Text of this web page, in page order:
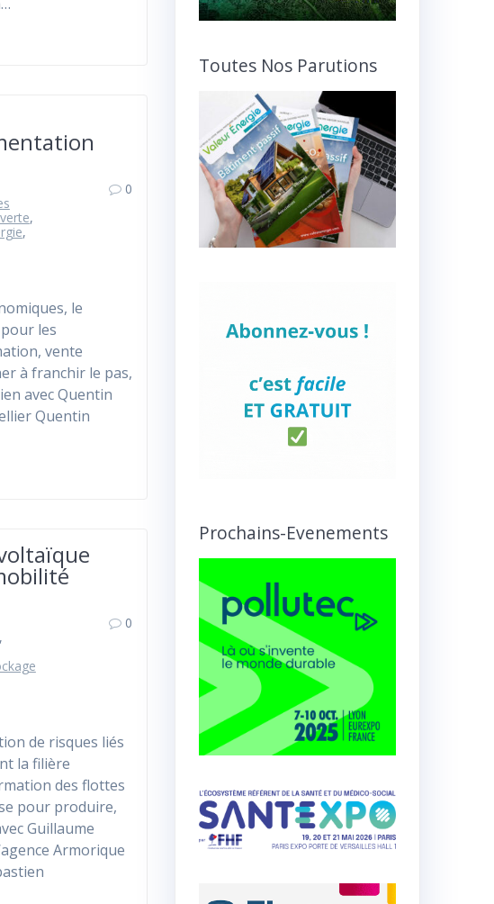
,
,
0
le
les
vente
à franchir le pas,
avec Quentin
Quentin
,
0
de risques liés
la filière
des flottes
pour produire,
Guillaume
Armorique
Toutes Nos Parutions
Prochains-Evenements